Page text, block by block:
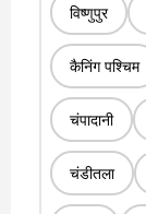
विष्णुपुर
कैनिंग पश्चिम
चंपादानी
चंडीतला